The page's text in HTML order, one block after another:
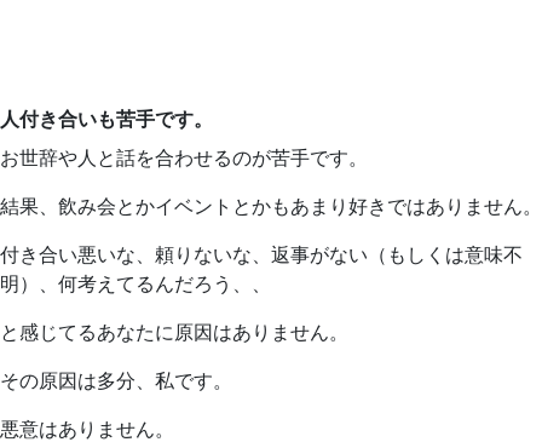
人付き合いも苦手です。
お世辞や人と話を合わせるのが苦手です。
結果、飲み会とかイベントとかもあまり好きではありません。
付き合い悪いな、頼りないな、返事がない（もしくは意味不
明）、何考えてるんだろう、、
と感じてるあなたに原因はありません。
その原因は多分、私です。
悪意はありません。